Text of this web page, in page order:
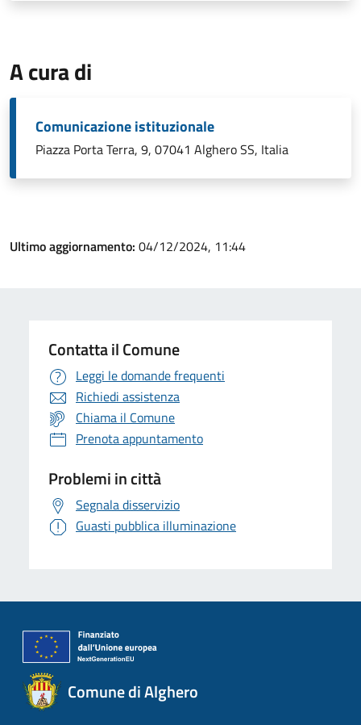
A cura di
Comunicazione istituzionale
Piazza Porta Terra, 9, 07041 Alghero SS, Italia
Ultimo aggiornamento: 04/12/2024, 11:44
Contatta il Comune
Leggi le domande frequenti
Richiedi assistenza
Chiama il Comune
Prenota appuntamento
Problemi in città
Segnala disservizio
Guasti pubblica illuminazione
Comune di Alghero